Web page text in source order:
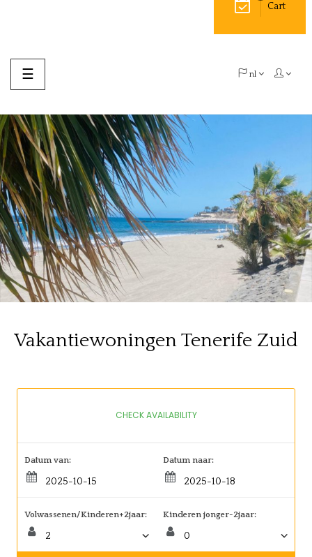
Cart
nl
Toggle
navigation
☰
Vakantiewoningen Tenerife Zuid
CHECK AVAILABILITY
Datum van: Datum naar:
Volwassenen/Kinderen+2jaar: Kinderen jonger-2jaar: